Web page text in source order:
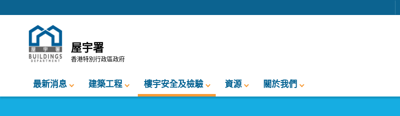
屋宇署
香港特別行政區政府
最新消息 建築工程 樓宇安全及檢驗 資源 關於我們